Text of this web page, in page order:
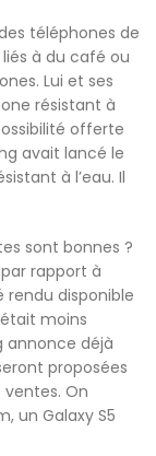
téléphones de
à du café ou
Lui et ses
résistant à
offerte
avait lancé le
à l’eau. Il
sont bonnes ?
rapport à
rendu disponible
était moins
annonce déjà
proposées
On
un Galaxy S5